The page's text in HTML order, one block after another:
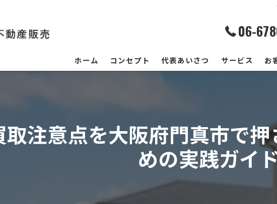
06-
ホーム コンセプト 代表あいさつ サービス お
注意点を大阪府門真市で
めの実践ガイ